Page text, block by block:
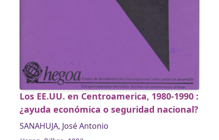
Los EE.UU. en Centroamerica, 1980-1990 :
¿ayuda económica o seguridad nacional?
SANAHUJA, José Antonio